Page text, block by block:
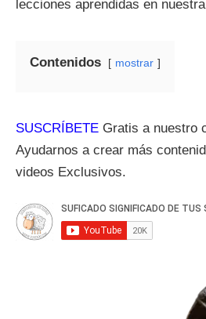
lecciones aprendidas en
Contenidos mostrar
SUSCRÍBETE Gratis a nuestro
Ayudarnos a crear más
videos Exclusivos.